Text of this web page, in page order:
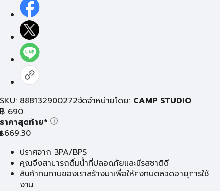
SKU: 888132900272จัดจำหน่ายโดย: CAMP STUDIO
฿ 690
ราคาสุดท้าย*
฿669.30
ปราศจาก BPA/BPS
คุณจึงสามารถดื่มน้ำที่ปลอดภัยและมีรสชาติดี
สินค้าทนทานของเราสร้างมาเพื่อให้คงทนตลอดอายุการใช้
งาน